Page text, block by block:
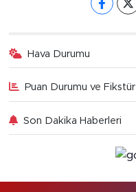
Hava Durumu
Puan Durumu ve Fikstür
Son Dakika Haberleri